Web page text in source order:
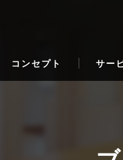
コンセプト サー